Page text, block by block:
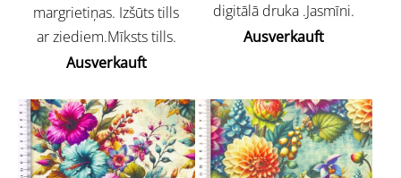
margrietiņas. Izšūts tills
ar ziediem.Mīksts tills.
Ausverkauft
digitālā druka .Jasmīni.
Ausverkauft